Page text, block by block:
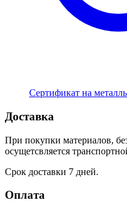
Сертификат на
Доставка
При покупки материалов,
осущетсвляется
Срок доставки 7 дней.
Оплата